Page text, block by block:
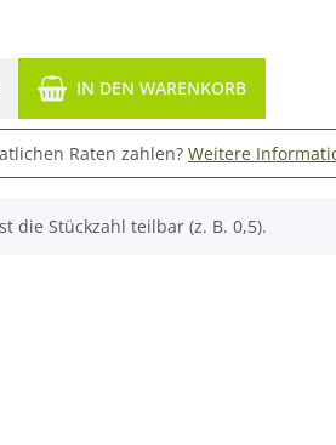
IN DEN WARENKORB
Raten zahlen? Weitere
die Stückzahl teilbar (z. B. 0,5).